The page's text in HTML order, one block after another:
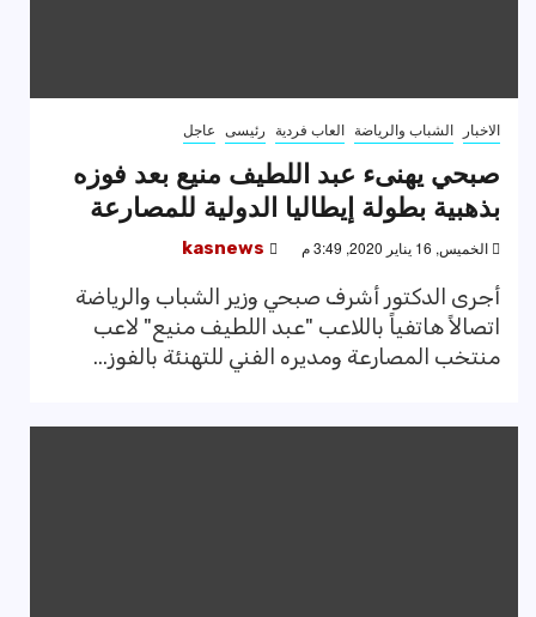
الاخبار الشباب والرياضة العاب فردية رئيسى عاجل
صبحي يهنىء عبد اللطيف منيع بعد فوزه
بذهبية بطولة إيطاليا الدولية للمصارعة
الخميس, 16 يناير 2020, 3:49 م kasnews
أجرى الدكتور أشرف صبحي وزير الشباب والرياضة
اتصالاً هاتفياً باللاعب "عبد اللطيف منيع" لاعب
منتخب المصارعة ومديره الفني للتهنئة بالفوز...